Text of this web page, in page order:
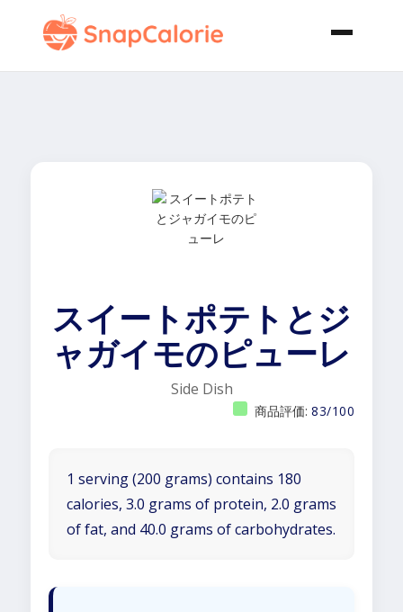
スイートポテトとジ
ャガイモのピューレ
Side Dish
商品評価: 83/100
1 serving (200 grams) contains 180
calories, 3.0 grams of protein, 2.0 grams
of fat, and 40.0 grams of carbohydrates.